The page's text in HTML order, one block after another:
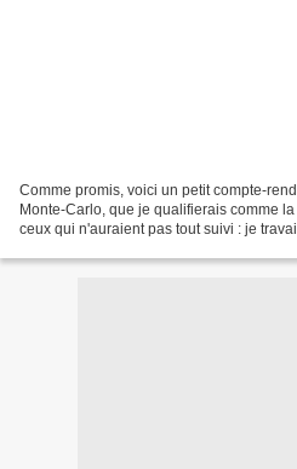
Comme promis, voici un petit compte-
Monte-Carlo, que je qualifierais comme
ceux qui n'auraient pas tout suivi : je